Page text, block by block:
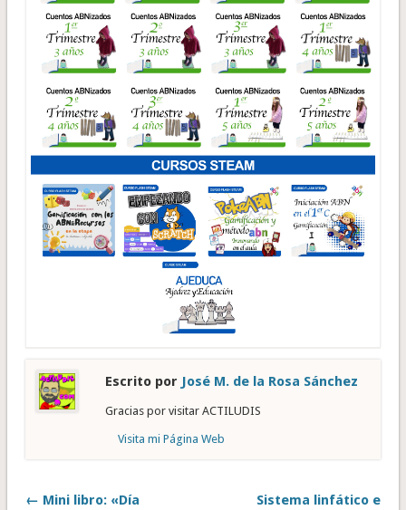
Escrito por José M. de la Rosa Sánchez
Gracias por visitar ACTILUDIS
Visita mi Página Web
← Mini libro: «Día
Sistema linfático e